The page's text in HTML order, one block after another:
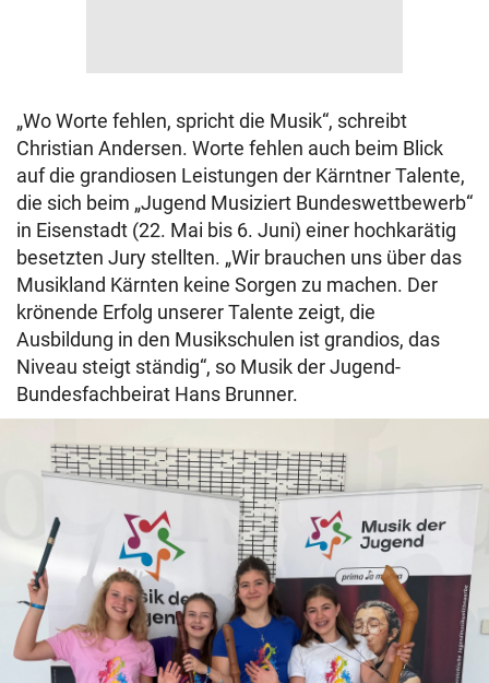
„Wo Worte fehlen, spricht die Musik“, schreibt
Christian Andersen. Worte fehlen auch beim Blick
auf die grandiosen Leistungen der Kärntner Talente,
die sich beim „Jugend Musiziert Bundeswettbewerb“
in Eisenstadt (22. Mai bis 6. Juni) einer hochkarätig
besetzten Jury stellten. „Wir brauchen uns über das
Musikland Kärnten keine Sorgen zu machen. Der
krönende Erfolg unserer Talente zeigt, die
Ausbildung in den Musikschulen ist grandios, das
Niveau steigt ständig“, so Musik der Jugend-
Bundesfachbeirat Hans Brunner.